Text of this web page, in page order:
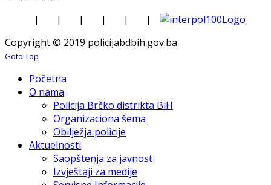
| | | | |
|
Copyright © 2019 policijabdbih.gov.ba
Goto Top
Početna
O nama
Policija Brčko distrikta BiH
Organizaciona šema
Obilježja policije
Aktuelnosti
Saopštenja za javnost
Izvještaji za medije